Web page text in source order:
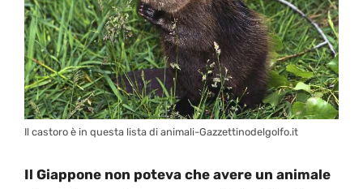
Il castoro è in questa lista di animali-Gazzettinodelgolfo.it
Il Giappone non poteva che avere un animale